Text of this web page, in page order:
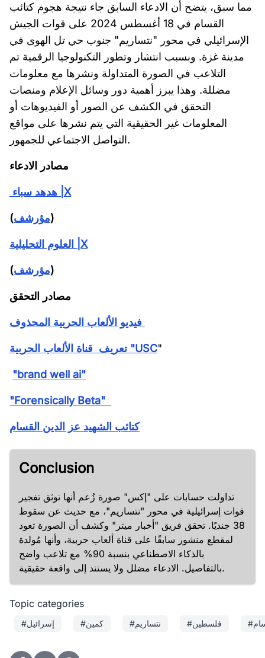
مما سبق، يتضح أن الادعاء السابق جاء نتيجة هجوم كتائب
القسام في 18 أغسطس 2024 على قوات الجيش
الإسرائيلي في محور "نتساريم" جنوب حي تل الهوى في
مدينة غزة. وبسبب انتشار وتطور التكنولوجيا الرقمية تم
التلاعب في الصورة المتداولة ونشرها مع معلومات
مضللة. وهذا يبرز أهمية دور وسائل الإعلام ومنصات
التحقق في الكشف عن الصور أو الفيديوهات أو
المعلومات غير الحقيقية التي يتم نشرها على مواقع
التواصل الاجتماعي للجمهور.
مصادر الادعاء
هدهد سباء |X
(مؤرشف)
العلوم التحليلية |X
(مؤرشف)
مصادر التحقق
تعريفقناة الألعاب الحربية "USC"
"brand well ai"
"Forensically Beta"
كتائب الشهيد عز الدين القسام
Conclusion
تداولت حسابات على "إكس" صورة زُعم أنها توثق تفجير
قوات إسرائيلية في محور "نتساريم"، مع حديث عن سقوط
38 جنديًا. تحقق فريق "أخبار ميتر" وكشف أن الصورة تعود
لمقطع منشور سابقًا على قناة ألعاب حربية، وأنها مُولدة
بالذكاء الاصطناعي بنسبة 90% مع تلاعب واضح
بالتفاصيل. الادعاء مضلل ولا يستند إلى واقعة حقيقية.
Topic categories
#إسرائيل #كمين #نتساريم #فلسطين